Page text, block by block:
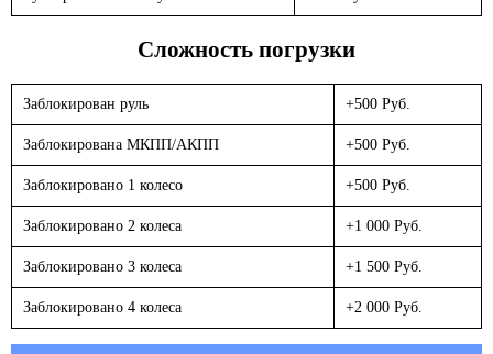
Сложность погрузки
Заблокирован руль +500 Руб.
Заблокирована МКПП/АКПП +500 Руб.
Заблокировано 1 колесо +500 Руб.
Заблокировано 2 колеса +1 000 Руб.
Заблокировано 3 колеса +1 500 Руб.
Заблокировано 4 колеса +2 000 Руб.